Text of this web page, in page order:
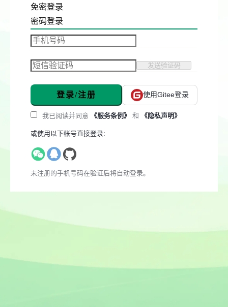
免密登录
密码登录
发送验证码
登录/注册 使用Gitee登录
我已阅读并同意 《服务条例》 和 《隐私声明》
或使用以下帐号直接登录:
未注册的手机号码在验证后将自动登录。